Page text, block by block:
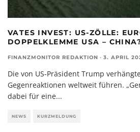
VATES INVEST: US-ZÖLLE:
DOPPELKLEMME USA –
FINANZMONITOR REDAKTION · 3. APRIL
Die von US-Präsident Trump
Gegenreaktionen weltweit führen.
dabei für eine...
NEWS KURZMELDUNG